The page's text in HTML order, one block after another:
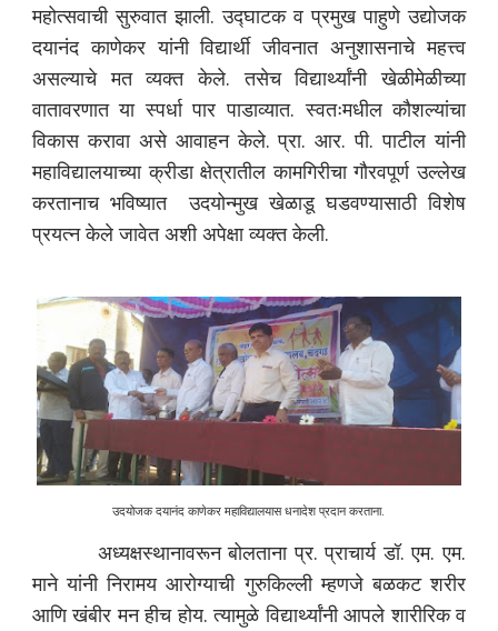
महोत्सवाची सुरुवात झाली. उद्घाटक व प्रमुख पाहुणे उद्योजक
दयानंद काणेकर यांनी विद्यार्थी जीवनात अनुशासनाचे महत्त्व
असल्याचे मत व्यक्त केले. तसेच विद्यार्थ्यांनी खेळीमेळीच्या
वातावरणात या स्पर्धा पार पाडाव्यात. स्वतःमधील कौशल्यांचा
विकास करावा असे आवाहन केले. प्रा. आर. पी. पाटील यांनी
महाविद्यालयाच्या क्रीडा क्षेत्रातील कामगिरीचा गौरवपूर्ण उल्लेख
करतानाच भविष्यात उदयोन्मुख खेळाडू घडवण्यासाठी विशेष
प्रयत्न केले जावेत अशी अपेक्षा व्यक्त केली.
उदयोजक दयानंद काणेकर महाविद्यालयास धनादेश प्रदान करताना.
अध्यक्षस्थानावरून बोलताना प्र. प्राचार्य डॉ. एम. एम.
माने यांनी निरामय आरोग्याची गुरुकिल्ली म्हणजे बळकट शरीर
आणि खंबीर मन हीच होय. त्यामुळे विद्यार्थ्यांनी आपले शारीरिक व